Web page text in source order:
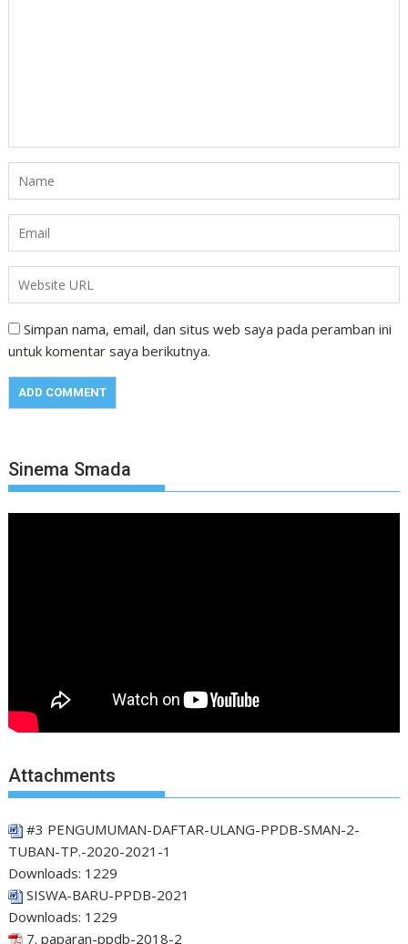
Simpan nama, email, dan situs web saya pada peramban ini
untuk komentar saya berikutnya.
Sinema Smada
Attachments
#3 PENGUMUMAN-DAFTAR-ULANG-PPDB-SMAN-2-
TUBAN-TP.-2020-2021-1
Downloads: 1229
SISWA-BARU-PPDB-2021
Downloads: 1229
7. paparan-ppdb-2018-2